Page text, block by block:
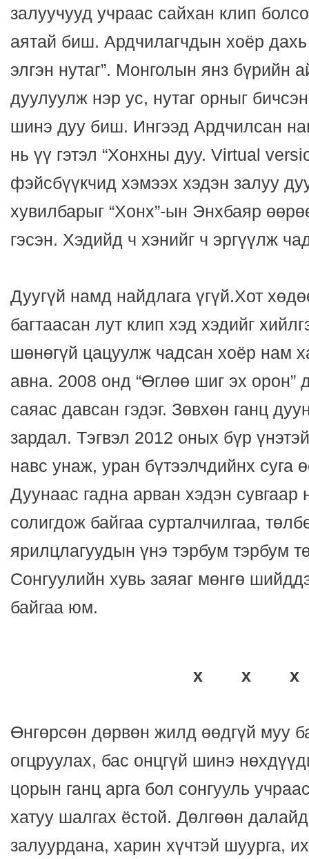
залуучууд учраас сайхан клип
аятай биш. Ардчилагчдын хоёр
элгэн нутаг”. Монголын янз бүрийн
дуулуулж нэр ус, нутаг орныг
шинэ дуу биш. Ингээд Ардчилсан
нь үү гэтэл “Хонхны дуу. Virtual
фэйсбүүкчид хэмээх хэдэн залуу
хувилбарыг “Хонх”-ын Энхбаяр
гэсэн. Хэдийд ч хэнийг ч эргүүлж
Дуугүй намд найдлага үгүй.Хот
багтаасан лут клип хэд хэдийг
шөнөгүй цацуулж чадсан хоёр нам
авна. 2008 онд “Өглөө шиг эх орон”
саяас давсан гэдэг. Зөвхөн ганц
зардал. Тэгвэл 2012 оных бүр
навс унаж, уран бүтээлчдийнх суга
Дуунаас гадна арван хэдэн сувгаар
солигдож байгаа сурталчилгаа,
ярилцлагуудын үнэ тэрбум тэрбум
Сонгуулийн хувь заяаг мөнгө
байгаа юм.
x x x
Өнгөрсөн дөрвөн жилд өөдгүй муу
огцруулах, бас онцгүй шинэ
цорын ганц арга бол сонгууль
хатуу шалгах ёстой. Дөлгөөн
залуурдана, харин хүчтэй шуурга,